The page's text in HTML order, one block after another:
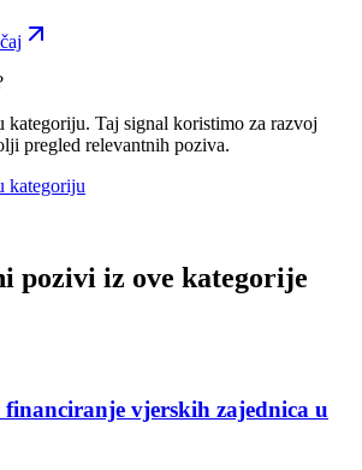
kategoriju. Taj signal koristimo za razvoj
pregled relevantnih poziva.
kategoriju
pozivi iz ove kategorije
vjerskih zajednica u